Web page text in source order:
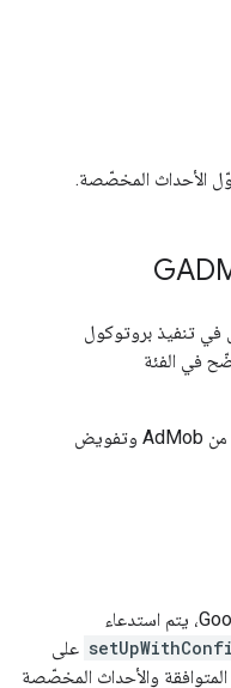
المخصّصة.
بروتوكول
الفئة
وتتحمّل هذه الفئة مسؤولية تلقّي الرسائل من AdMob وتفويض
، يتم استدعاء
على
والأحداث المخصّصة